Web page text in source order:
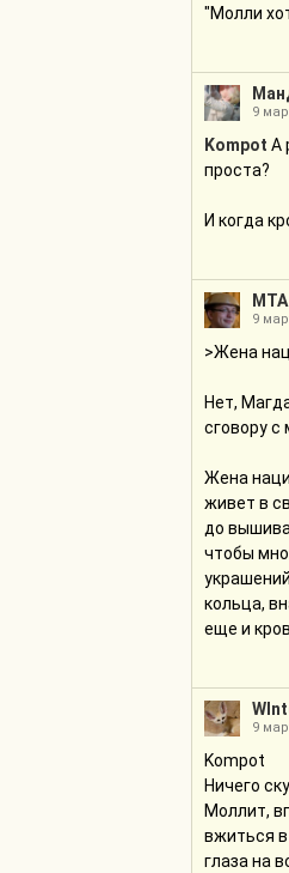
"Молли
9
Kompot А
проста?
И когда
МТА
9
>Жена
Нет,
сговору с
Жена
живет в
до
чтобы
кольца,
еще и
9
Kompot
Ничего
Моллит,
вжиться в
глаза на